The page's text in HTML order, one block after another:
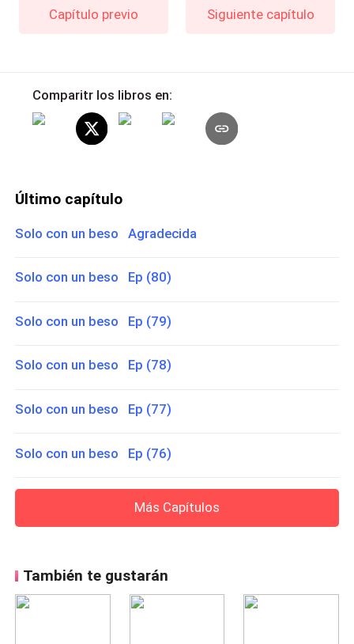
Capítulo previo Siguiente capítulo
Comparitr los libros en:
Último capítulo
Solo con un beso Agradecida
Solo con un beso Ep (80)
Solo con un beso Ep (79)
Solo con un beso Ep (78)
Solo con un beso Ep (77)
Solo con un beso Ep (76)
Más Capítulos
También te gustarán